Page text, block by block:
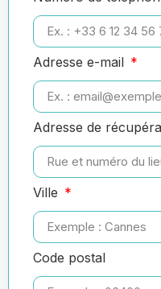
Adresse e-mail
Adresse de
Ville
Code postal